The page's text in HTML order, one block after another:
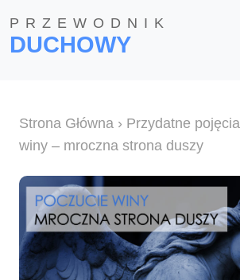
PRZEWODNIK
DUCHOWY
Strona Główna › Przydatne pojęcia
winy – mroczna strona duszy